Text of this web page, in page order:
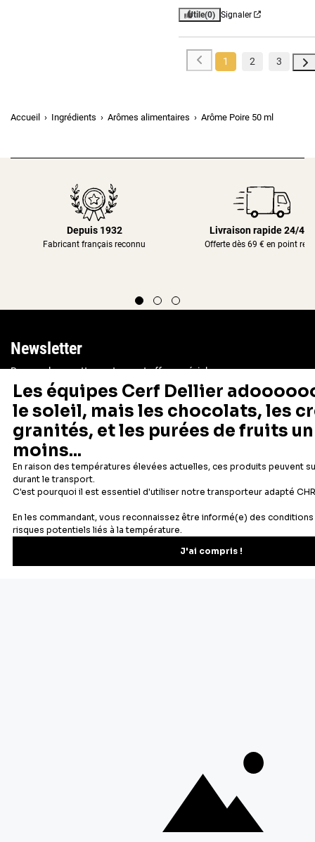
Utile(0) Signaler
1 2 3
Accueil Ingrédients Arômes alimentaires Arôme Poire 50 ml
Depuis 1932
Fabricant français reconnu
Livraison rapide 24/48h
Offerte dès 69 € en point
Newsletter
Recevez les recettes, astuces et offres spéciales.
S'inscrire
Vous pourrez vous désinscrire depuis votre espace client.
À propos de Cerf Dellier
Conditions générales de ventes